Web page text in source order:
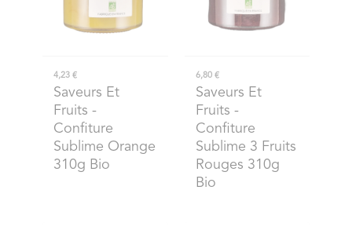
4,23 €
Saveurs Et
Fruits -
Confiture
Sublime Orange
310g Bio
6,80 €
Saveurs Et
Fruits -
Confiture
Sublime 3 Fruits
Rouges 310g
Bio